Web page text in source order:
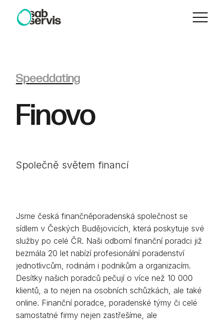
Menu
Speeddating
Finovo
Společně světem financí
Jsme česká finančněporadenská společnost se
sídlem v Českých Budějovicích, která poskytuje své
služby po celé ČR. Naši odborní finanční poradci již
bezmála 20 let nabízí profesionální poradenství
jednotlivcům, rodinám i podnikům a organizacím.
Desítky našich poradců pečují o více než 10 000
klientů, a to nejen na osobních schůzkách, ale také
online. Finanční poradce, poradenské týmy či celé
samostatné firmy nejen zastřešíme, ale